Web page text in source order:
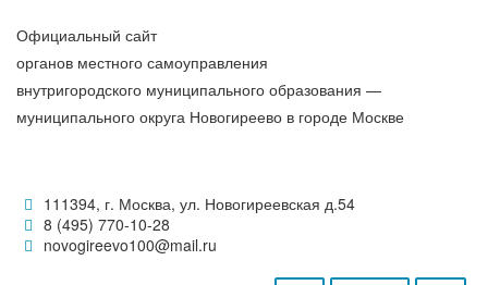
Официальный сайт
органов местного самоуправления
внутригородского муниципального образования —
муниципального округа Новогиреево в городе Москве
111394, г. Москва, ул. Новогиреевская д.54
8 (495) 770-10-28
novogireevo100@mail.ru